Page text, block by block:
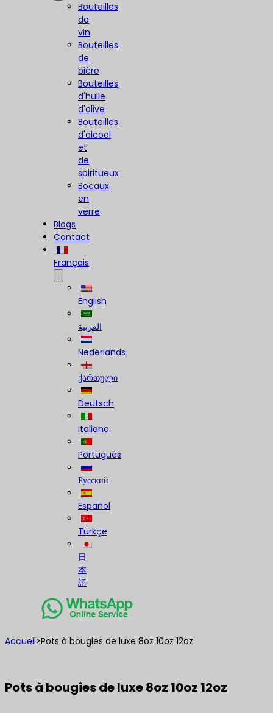
Bouteilles
de
vin
Bouteilles
de
bière
Bouteilles
d'huile
d'olive
Bouteilles
d'alcool
et
de
spiritueux
Bocaux
en
verre
Blogs
Contact
Français
English
العربية
Nederlands
ქართული
Deutsch
Italiano
Português
Русский
Español
Türkçe
日
本
語
Accueil>Pots à bougies de luxe 8oz 10oz 12oz
Pots à bougies de luxe 8oz 10oz 12oz